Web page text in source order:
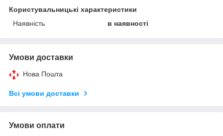
Користувальницькі характеристики
Наявність
в наявності
Умови доставки
Нова Пошта
Всі умови доставки
Умови оплати